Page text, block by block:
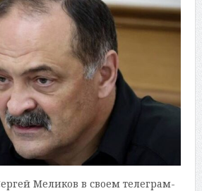
Меликов в своем телеграм-